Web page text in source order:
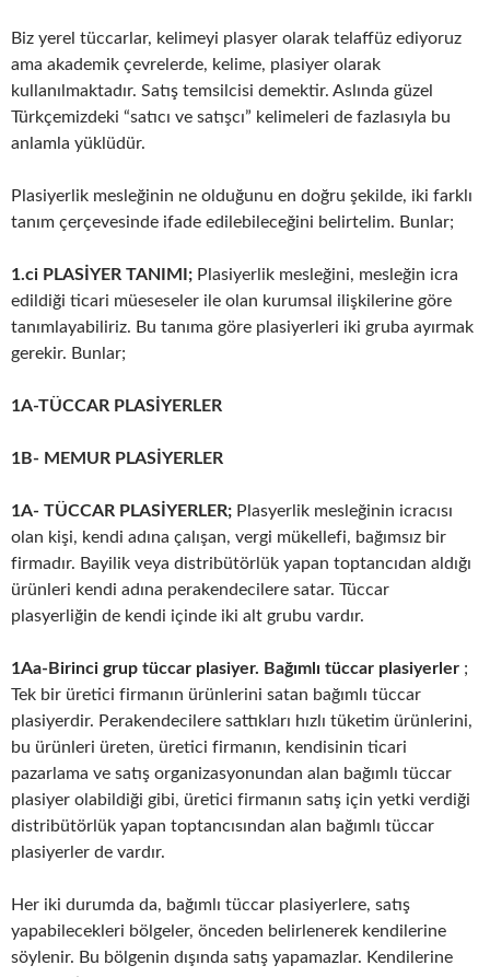
Biz yerel tüccarlar, kelimeyi plasyer olarak telaffüz ediyoruz
ama akademik çevrelerde, kelime, plasiyer olarak
kullanılmaktadır. Satış temsilcisi demektir. Aslında güzel
Türkçemizdeki “satıcı ve satışcı” kelimeleri de fazlasıyla bu
anlamla yüklüdür.
Plasiyerlik mesleğinin ne olduğunu en doğru şekilde, iki farklı
tanım çerçevesinde ifade edilebileceğini belirtelim. Bunlar;
1.ci PLASİYER TANIMI; Plasiyerlik mesleğini, mesleğin icra
edildiği ticari müeseseler ile olan kurumsal ilişkilerine göre
tanımlayabiliriz. Bu tanıma göre plasiyerleri iki gruba ayırmak
gerekir. Bunlar;
1A-TÜCCAR PLASİYERLER
1B- MEMUR PLASİYERLER
1A- TÜCCAR PLASİYERLER; Plasyerlik mesleğinin icracısı
olan kişi, kendi adına çalışan, vergi mükellefi, bağımsız bir
firmadır. Bayilik veya distribütörlük yapan toptancıdan aldığı
ürünleri kendi adına perakendecilere satar. Tüccar
plasyerliğin de kendi içinde iki alt grubu vardır.
1Aa-Birinci grup tüccar plasiyer. Bağımlı tüccar plasiyerler ;
Tek bir üretici firmanın ürünlerini satan bağımlı tüccar
plasiyerdir. Perakendecilere sattıkları hızlı tüketim ürünlerini,
bu ürünleri üreten, üretici firmanın, kendisinin ticari
pazarlama ve satış organizasyonundan alan bağımlı tüccar
plasiyer olabildiği gibi, üretici firmanın satış için yetki verdiği
distribütörlük yapan toptancısından alan bağımlı tüccar
plasiyerler de vardır.
Her iki durumda da, bağımlı tüccar plasiyerlere, satış
yapabilecekleri bölgeler, önceden belirlenerek kendilerine
söylenir. Bu bölgenin dışında satış yapamazlar. Kendilerine